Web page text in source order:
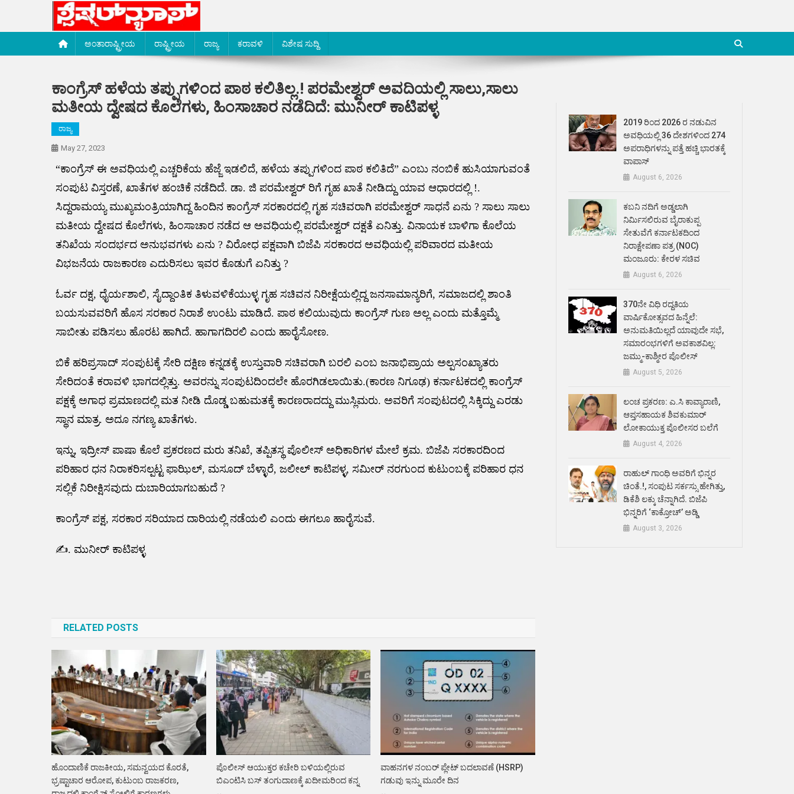
Special News Media
Special News Media
ಅಂತಾರಾಷ್ಟ್ರೀಯ ರಾಷ್ಟ್ರೀಯ ರಾಜ್ಯ ಕರಾವಳಿ ವಿಶೇಷ ಸುದ್ದಿ
ಕಾಂಗ್ರೆಸ್ ಹಳೆಯ ತಪ್ಪುಗಳಿಂದ ಪಾಠ ಕಲಿತಿಲ್ಲ.! ಪರಮೇಶ್ವರ್ ಅವದಿಯಲ್ಲಿ ಸಾಲು,ಸಾಲು
ಮತೀಯ ದ್ವೇಷದ ಕೊಲೆಗಳು, ಹಿಂಸಾಚಾರ ನಡೆದಿದೆ: ಮುನೀರ್ ಕಾಟಿಪಳ್ಳ
ರಾಜ್ಯ
May 27, 2023
“ಕಾಂಗ್ರೆಸ್ ಈ ಅವಧಿಯಲ್ಲಿ ಎಚ್ಚರಿಕೆಯ ಹೆಜ್ಜೆ ಇಡಲಿದೆ, ಹಳೆಯ ತಪ್ಪುಗಳಿಂದ ಪಾಠ ಕಲಿತಿದೆ” ಎಂಬು ನಂಬಿಕೆ ಹುಸಿಯಾಗುವಂತೆ
ಸಂಪುಟ ವಿಸ್ತರಣೆ, ಖಾತೆಗಳ ಹಂಚಿಕೆ ನಡೆದಿದೆ. ಡಾ. ಜಿ ಪರಮೇಶ್ವರ್ ರಿಗೆ ಗೃಹ ಖಾತೆ ನೀಡಿದ್ದು ಯಾವ ಆಧಾರದಲ್ಲಿ !.
ಸಿದ್ದರಾಮಯ್ಯ ಮುಖ್ಯಮಂತ್ರಿಯಾಗಿದ್ದ ಹಿಂದಿನ ಕಾಂಗ್ರೆಸ್ ಸರಕಾರದಲ್ಲಿ ಗೃಹ ಸಚಿವರಾಗಿ ಪರಮೇಶ್ವರ್ ಸಾಧನೆ ಏನು ? ಸಾಲು ಸಾಲು
ಮತೀಯ ದ್ವೇಷದ ಕೊಲೆಗಳು, ಹಿಂಸಾಚಾರ ನಡೆದ ಆ ಅವಧಿಯಲ್ಲಿ ಪರಮೇಶ್ವರ್ ದಕ್ಷತೆ ಏನಿತ್ತು. ವಿನಾಯಕ ಬಾಳಿಗಾ ಕೊಲೆಯ
ತನಿಖೆಯ ಸಂದರ್ಭದ ಅನುಭವಗಳು ಏನು ? ವಿರೋಧ ಪಕ್ಷವಾಗಿ ಬಿಜೆಪಿ ಸರಕಾರದ ಅವಧಿಯಲ್ಲಿ ಪರಿವಾರದ ಮತೀಯ
ವಿಭಜನೆಯ ರಾಜಕಾರಣ ಎದುರಿಸಲು ಇವರ ಕೊಡುಗೆ ಏನಿತ್ತು ?
ಓರ್ವ ದಕ್ಷ, ಧೈರ್ಯಶಾಲಿ, ಸೈದ್ದಾಂತಿಕ ತಿಳುವಳಿಕೆಯುಳ್ಳ ಗೃಹ ಸಚಿವನ ನಿರೀಕ್ಷೆಯಲ್ಲಿದ್ದ ಜನಸಾಮಾನ್ಯರಿಗೆ, ಸಮಾಜದಲ್ಲಿ ಶಾಂತಿ
ಬಯಸುವವರಿಗೆ ಹೊಸ ಸರಕಾರ ನಿರಾಶೆ ಉಂಟು ಮಾಡಿದೆ. ಪಾಠ ಕಲಿಯುವುದು ಕಾಂಗ್ರೆಸ್ ಗುಣ ಅಲ್ಲ ಎಂದು ಮತ್ತೊಮ್ಮೆ
ಸಾಬೀತು ಪಡಿಸಲು ಹೊರಟ ಹಾಗಿದೆ. ಹಾಗಾಗದಿರಲಿ ಎಂದು ಹಾರೈಸೋಣ.
ಬಿಕೆ ಹರಿಪ್ರಸಾದ್ ಸಂಪುಟಕ್ಕೆ ಸೇರಿ ದಕ್ಷಿಣ ಕನ್ನಡಕ್ಕೆ ಉಸ್ತುವಾರಿ ಸಚಿವರಾಗಿ ಬರಲಿ ಎಂಬ ಜನಾಭಿಪ್ರಾಯ ಅಲ್ಪಸಂಖ್ಯಾತರು
ಸೇರಿದಂತೆ ಕರಾವಳಿ ಭಾಗದಲ್ಲಿತ್ತು. ಅವರನ್ನು ಸಂಪುಟದಿಂದಲೇ ಹೊರಗಿಡಲಾಯಿತು.(ಕಾರಣ ನಿಗೂಢ) ಕರ್ನಾಟಕದಲ್ಲಿ ಕಾಂಗ್ರೆಸ್
ಪಕ್ಷಕ್ಕೆ ಅಗಾಧ ಪ್ರಮಾಣದಲ್ಲಿ ಮತ ನೀಡಿ ದೊಡ್ಡ ಬಹುಮತಕ್ಕೆ ಕಾರಣರಾದದ್ದು ಮುಸ್ಲಿಮರು. ಅವರಿಗೆ ಸಂಪುಟದಲ್ಲಿ ಸಿಕ್ಕಿದ್ದು ಎರಡು
ಸ್ಥಾನ ಮಾತ್ರ. ಅದೂ ನಗಣ್ಯ ಖಾತೆಗಳು.
ಇನ್ನು, ಇದ್ರೀಸ್ ಪಾಷಾ ಕೊಲೆ ಪ್ರಕರಣದ ಮರು ತನಿಖೆ, ತಪ್ಪಿತಸ್ಥ ಪೊಲೀಸ್ ಅಧಿಕಾರಿಗಳ ಮೇಲೆ ಕ್ರಮ. ಬಿಜೆಪಿ ಸರಕಾರದಿಂದ
ಪರಿಹಾರ ಧನ ನಿರಾಕರಿಸಲ್ಪಟ್ಟ ಫಾಝಿಲ್, ಮಸೂದ್ ಬೆಳ್ಳಾರೆ, ಜಲೀಲ್ ಕಾಟಿಪಳ್ಳ, ಸಮೀರ್ ನರಗುಂದ ಕುಟುಂಬಕ್ಕೆ ಪರಿಹಾರ ಧನ
ಸಲ್ಲಿಕೆ ನಿರೀಕ್ಷಿಸವುದು ದುಬಾರಿಯಾಗಬಹುದೆ ?
ಕಾಂಗ್ರೆಸ್ ಪಕ್ಷ, ಸರಕಾರ ಸರಿಯಾದ ದಾರಿಯಲ್ಲಿ‌ ನಡೆಯಲಿ ಎಂದು ಈಗಲೂ ಹಾರೈಸುವೆ.
✍️. ಮುನೀರ್ ಕಾಟಿಪಳ್ಳ
RELATED POSTS
ಹೊಂದಾಣಿಕೆ ರಾಜಕೀಯ, ಸಮನ್ವಯದ ಕೊರತೆ,
ಭ್ರಷ್ಟಾಚಾರ ಆರೋಪ, ಕುಟುಂಬ ರಾಜಕರಣ,
ಪೊಲೀಸ್‌ ಆಯುಕ್ತರ ಕಚೇರಿ ಬಳಿಯಲ್ಲಿರುವ
ಬಿಎಂಟಿಸಿ ಬಸ್‌ ತಂಗುದಾಣಕ್ಕೆ ಖದೀಮರಿಂದ ಕನ್ನ
ವಾಹನಗಳ ನಂಬರ್ ಪ್ಲೇಟ್ ಬದಲಾವಣೆ (HSRP)
ಗಡುವು ಇನ್ನು ಮೂರೇ ದಿನ
2019 ರಿಂದ 2026 ರ ನಡುವಿನ
ಅವಧಿಯಲ್ಲಿ 36 ದೇಶಗಳಿಂದ 274
ಅಪರಾಧಿಗಳನ್ನು ಪತ್ತೆ ಹಚ್ಚಿ ಭಾರತಕ್ಕೆ
ವಾಪಾಸ್
August 6, 2026
ಕಬನಿ ನದಿಗೆ ಅಡ್ಡಲಾಗಿ
ನಿರ್ಮಿಸಲಿರುವ ಬೈರಾಕುಪ್ಪ
ಸೇತುವೆಗೆ ಕರ್ನಾಟಕದಿಂದ
ನಿರಾಕ್ಷೇಪಣಾ ಪತ್ರ (NOC)
ಮಂಜೂರು: ಕೇರಳ ಸಚಿವ
August 6, 2026
370ನೇ ವಿಧಿ ರದ್ದತಿಯ
ವಾರ್ಷಿಕೋತ್ಸವದ ಹಿನ್ನೆಲೆ:
ಅನುಮತಿಯಿಲ್ಲದೆ ಯಾವುದೇ ಸಭೆ,
ಸಮಾರಂಭಗಳಿಗೆ ಅವಕಾಶವಿಲ್ಲ:
ಜಮ್ಮು-ಕಾಶ್ಮೀರ ಪೊಲೀಸ್
August 5, 2026
ಲಂಚ ಪ್ರಕರಣ: ಎ.ಸಿ ಕಾವ್ಯಾರಾಣಿ,
ಆಪ್ತಸಹಾಯಕ ಶಿವಕುಮಾರ್‌
ಲೋಕಾಯುಕ್ತ ಪೊಲೀಸರ ಬಲೆಗೆ
August 4, 2026
ರಾಹುಲ್ ಗಾಂಧಿ ಅವರಿಗೆ ಭಿನ್ನರ
ಚಿಂತೆ.!, ಸಂಪುಟ ಸರ್ಕಸ್ಸು ಹೇಗಿತ್ತು,
ಡಿಕೆಶಿ ಲಕ್ಕು ಚೆನ್ನಾಗಿದೆ. ಬಿಜೆಪಿ
ಭಿನ್ನರಿಗೆ ‘ಕಾಕ್ರೋಚ್’ ಅಡ್ಡಿ
August 3, 2026